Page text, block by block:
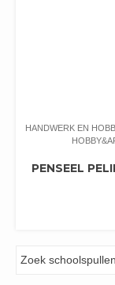
HANDWERK EN
PENSEEL